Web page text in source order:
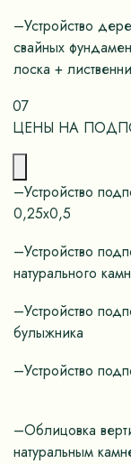
–Устройство
свайных
лоска +
07
ЦЕНЫ НА
–Устройство
0,25х0,5
–Устройство
натурального
–Устройство
булыжника
–Устройство
–Облицовка
натуральным